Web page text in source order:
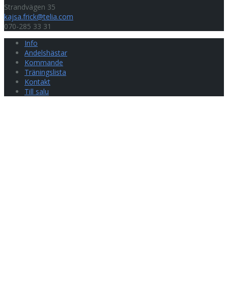
Strandvägen 35
kajsa.frick@telia.com
070-285 33 31
Info
Andelshästar
Kommande
Träningslista
Kontakt
Till salu